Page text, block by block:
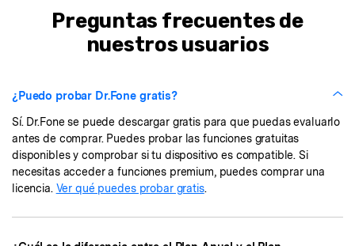
Preguntas frecuentes de
nuestros usuarios
¿Puedo probar Dr.Fone gratis?
Sí. Dr.Fone se puede descargar gratis para que puedas evaluarlo
antes de comprar. Puedes probar las funciones gratuitas
disponibles y comprobar si tu dispositivo es compatible. Si
necesitas acceder a funciones premium, puedes comprar una
licencia. Ver qué puedes probar gratis.